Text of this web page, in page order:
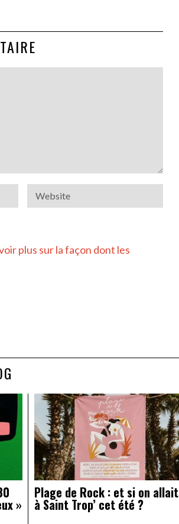
plus sur la façon dont les
»
Plage de Rock : et si on allait
à Saint Trop’ cet été ?